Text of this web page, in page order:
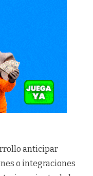
anticipar
o integraciones